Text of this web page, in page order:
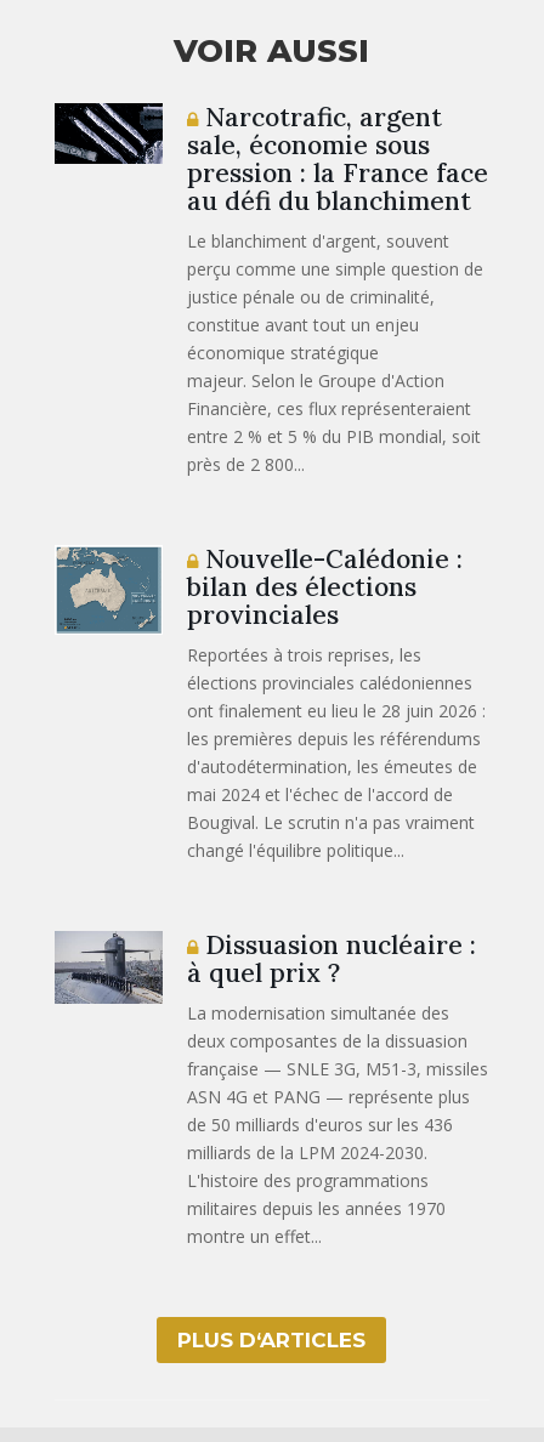
VOIR AUSSI
Narcotrafic, argent
sale, économie sous
pression : la France face
au défi du blanchiment
Le blanchiment d'argent, souvent
perçu comme une simple question de
justice pénale ou de criminalité,
constitue avant tout un enjeu
économique stratégique
majeur. Selon le Groupe d'Action
Financière, ces flux représenteraient
entre 2 % et 5 % du PIB mondial, soit
près de 2 800...
Nouvelle-Calédonie :
bilan des élections
provinciales
Reportées à trois reprises, les
élections provinciales calédoniennes
ont finalement eu lieu le 28 juin 2026 :
les premières depuis les référendums
d'autodétermination, les émeutes de
mai 2024 et l'échec de l'accord de
Bougival. Le scrutin n'a pas vraiment
changé l'équilibre politique...
Dissuasion nucléaire :
à quel prix ?
La modernisation simultanée des
deux composantes de la dissuasion
française — SNLE 3G, M51-3, missiles
ASN 4G et PANG — représente plus
de 50 milliards d'euros sur les 436
milliards de la LPM 2024-2030.
L'histoire des programmations
militaires depuis les années 1970
montre un effet...
PLUS D‘ARTICLES